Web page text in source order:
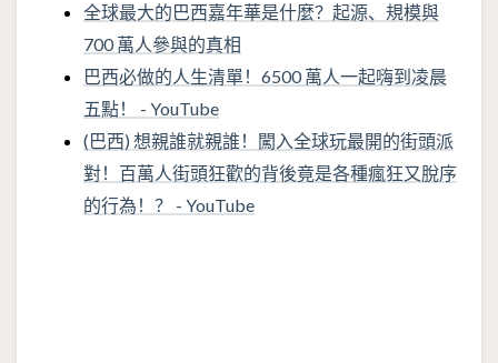
全球最大的巴西嘉年華是什麼？起源、規模與
700 萬人參與的真相
巴西必做的人生清單！6500 萬人一起嗨到凌晨
五點！ - YouTube
(巴西) 想親誰就親誰！闖入全球玩最開的街頭派
對！百萬人街頭狂歡的背後竟是各種瘋狂又脫序
的行為！？ - YouTube